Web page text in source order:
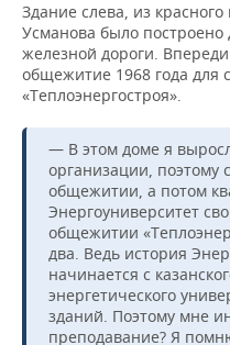
Здание слева, из
Усманова было построено
железной дороги.
общежитие 1968 года для
«Теплоэнергостроя».
— В этом доме я
организации, поэтому
общежитии, а потом
Энергоуниверситет
общежитии
два. Ведь история
начинается с
энергетического
зданий. Поэтому мне
преподавание? Я